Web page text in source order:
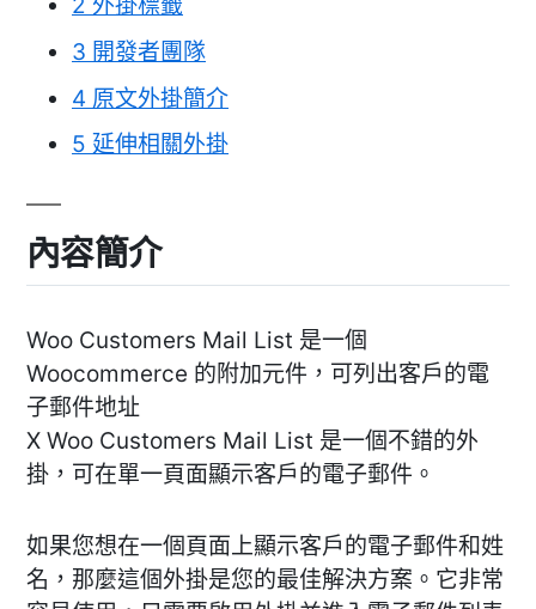
3 開發者團隊
4 原文外掛簡介
5 延伸相關外掛
內容簡介
Woo Customers Mail List 是一個
Woocommerce 的附加元件，可列出客戶的電
子郵件地址
X Woo Customers Mail List 是一個不錯的外
掛，可在單一頁面顯示客戶的電子郵件。
如果您想在一個頁面上顯示客戶的電子郵件和姓
名，那麼這個外掛是您的最佳解決方案。它非常